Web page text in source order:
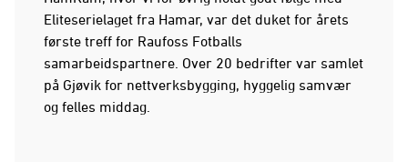
Eliteserielaget fra Hamar, var det duket for årets
første treff for Raufoss Fotballs
samarbeidspartnere. Over 20 bedrifter var samlet
på Gjøvik for nettverksbygging, hyggelig samvær
og felles middag.